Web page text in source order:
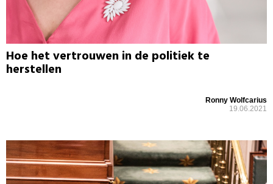
Hoe het vertrouwen in de politiek te
herstellen
Ronny Wolfcarius
19.06.2021